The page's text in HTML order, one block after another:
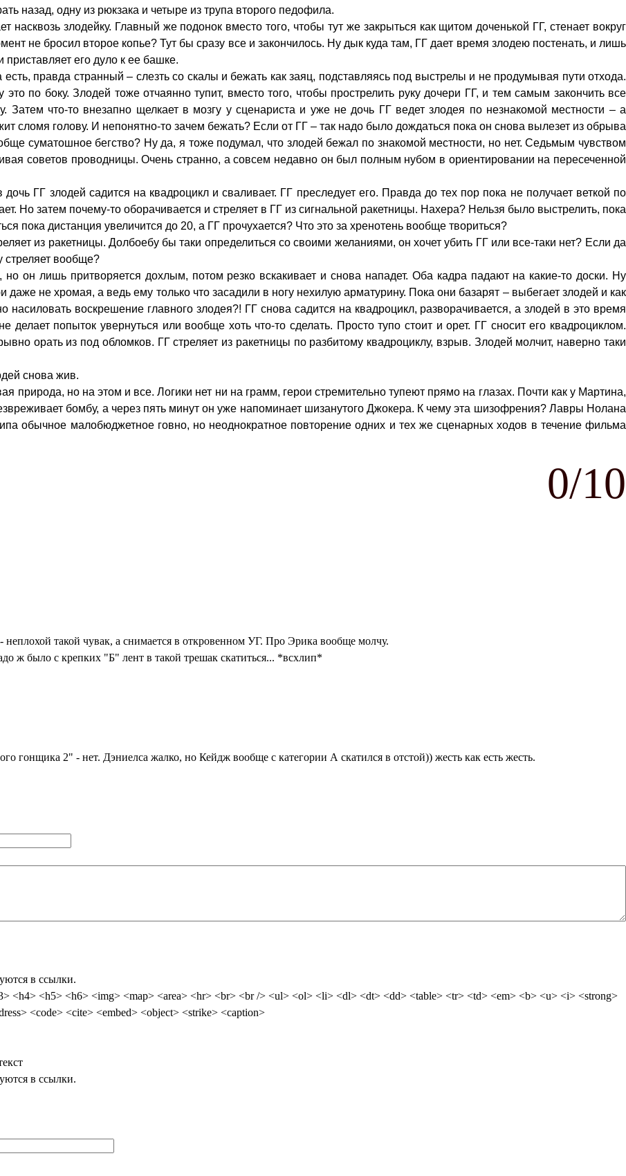
назад, одну из рюкзака и четыре из трупа второго педофила.
насквозь злодейку. Главный же подонок вместо того, чтобы тут же закрыться как щитом доченькой ГГ, стенает вокруг
не бросил второе копье? Тут бы сразу все и закончилось. Ну дык куда там, ГГ дает время злодею постенать, и лишь
приставляет его дуло к ее башке.
правда странный – слезть со скалы и бежать как заяц, подставляясь под выстрелы и не продумывая пути отхода.
по боку. Злодей тоже отчаянно тупит, вместо того, чтобы прострелить руку дочери ГГ, и тем самым закончить все
Затем что-то внезапно щелкает в мозгу у сценариста и уже не дочь ГГ ведетзлодея по незнакомой местности – а
сломя голову. И непонятно-то зачем бежать? Если от ГГ – так надо было дождаться пока он снова вылезет из обрыва
суматошное бегство? Ну да, я тоже подумал, что злодей бежал по знакомой местности, но нет. Седьмым чувством
советов проводницы. Очень странно, а совсем недавно он был полным нубом в ориентировании на пересеченной
ГГ злодей садится на квадроцикл и сваливает. ГГ преследует его. Правда до тех пор пока не получает веткой по
Но затем почему-то оборачивается и стреляет в ГГ из сигнальной ракетницы. Нахера? Нельзя было выстрелить, пока
пока дистанция увеличится до 20, а ГГ прочухается? Что это за хренотень вообще твориться?
из ракетницы. Долбоебу бы таки определиться со своими желаниями, он хочет убить ГГ или все-таки нет? Если да
стреляет вообще?
он лишь притворяется дохлым, потом резко вскакивает и снова нападет. Оба кадра падают на какие-то доски. Ну
не хромая, а ведь ему только что засадили в ногу нехилую арматурину. Пока они базарят – выбегает злодей и как
воскрешение главного злодея?! ГГ снова садится на квадроцикл, разворачивается, а злодей в это время
попыток увернуться или вообще хоть что-то сделать. Просто тупо стоит и орет. ГГ сносит его квадроциклом.
орать из под обломков. ГГ стреляет из ракетницы по разбитому квадроциклу, взрыв. Злодей молчит, наверно таки
снова жив.
природа, но на этом и все. Логики нет ни на грамм, герои стремительно тупеют прямо на глазах. Почти как у Мартина,
бомбу, а через пять минут он уже напоминает шизанутого Джокера. К чему эта шизофрения? Лавры Нолана
обычное малобюджетное говно, но неоднократное повторение одних и тех же сценарных ходов в течение фильма
0/10
неплохой такой чувак, а снимается в откровенном УГ. Про Эрика вообще молчу.
ж было с крепких "Б" лент в такой трешак скатиться... *всхлип*
гонщика 2" - нет. Дэниелса жалко, но Кейдж вообще с категории А скатился в отстой)) жесть как есть жесть.
в ссылки.
<ol> <li> <dl> <dt> <dd> <table> <tr> <td> <em> <b> <u> <i> <strong>
<sup> <quote> <blockquote> <pre> <address> <code> <cite> <embed> <object> <strike> <caption>
в ссылки.